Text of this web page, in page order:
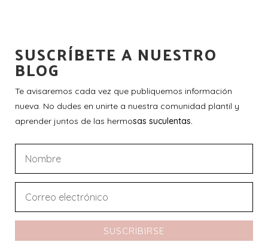
SUSCRÍBETE A NUESTRO
BLOG
Te avisaremos cada vez que publiquemos información
nueva. No dudes en unirte a nuestra comunidad plantil y
aprender juntos de las hermosas suculentas.
SUSCRIBIRSE